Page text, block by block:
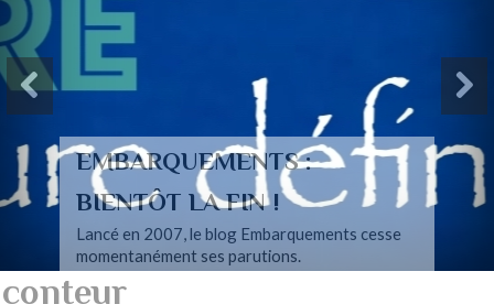
EMBARQUEMENTS :
BIENTÔT LA FIN !
Lancé en 2007, le blog Embarquements cesse
momentanément ses parutions.
conteur